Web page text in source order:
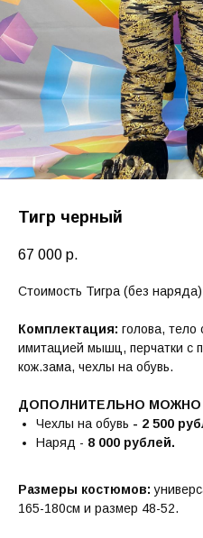
Тигр черный
67 000 р.
Стоимость Тигра (без
Комплектация: голова,
имитацией мышц, перчатки с
кож.зама, чехлы на обувь.
ДОПОЛНИТЕЛЬНО МОЖНО
Чехлы на обувь - 2 500
Наряд - 8 000 рублей.
Размеры костюмов:
165-180см и размер 48-52.